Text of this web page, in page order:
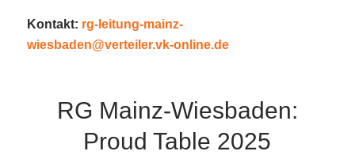
Kontakt: rg-leitung-mainz-
wiesbaden@verteiler.vk-online.de
RG Mainz-Wiesbaden:
Proud Table 2025